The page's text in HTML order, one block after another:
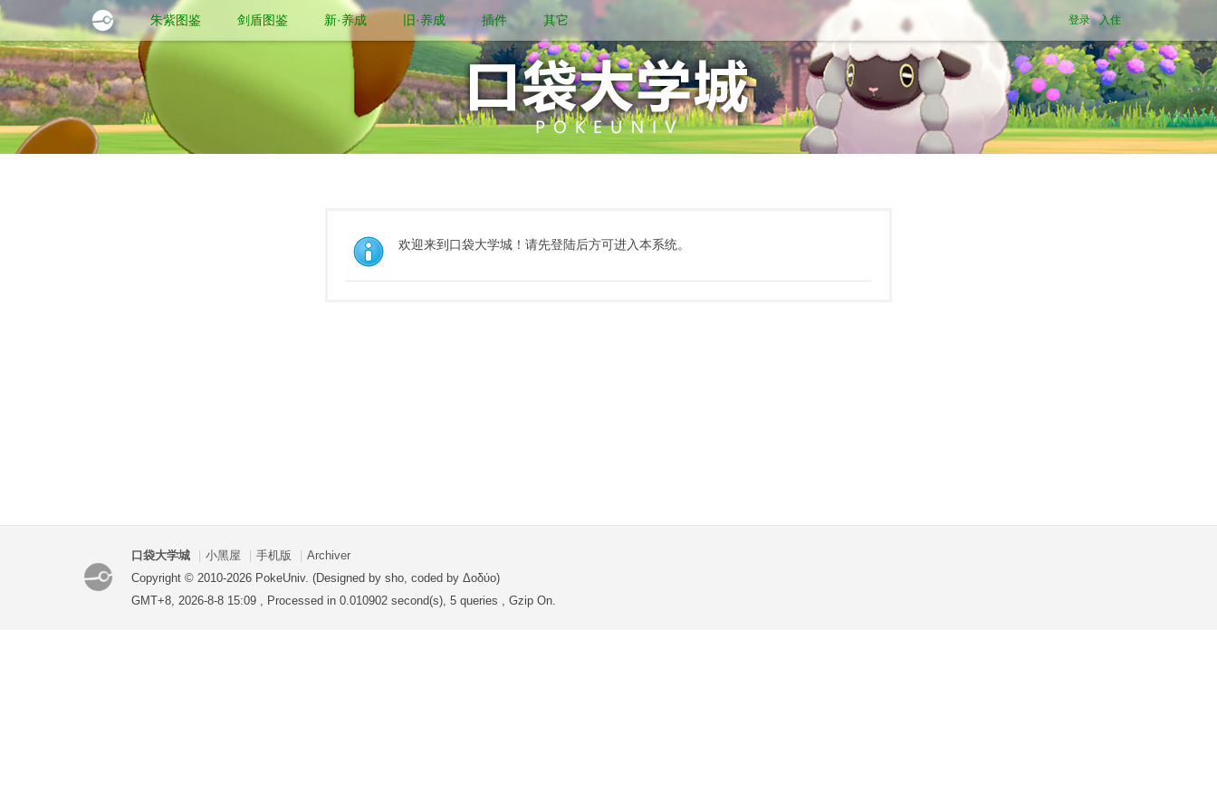
朱紫图鉴 剑盾图鉴 新·养成 旧·养成 插件 其它 登录 入住
欢迎来到口袋大学城！请先登陆后方可进入本系统。
口袋大学城 小黑屋 手机版
Archiver
Copyright © 2010-2026 PokeUniv. (Designed by sho, coded by Δοδύο)
GMT+8, 2026-8-8 15:09 , Processed in 0.010902 second(s), 5 queries , Gzip On.